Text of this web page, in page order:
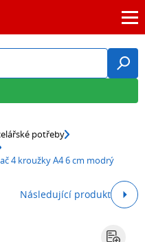
potřeby
4 kroužky A4 6 cm modrý
Následující produkt